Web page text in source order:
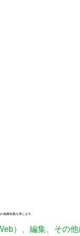
無断転載を禁じます。
）、編集、その